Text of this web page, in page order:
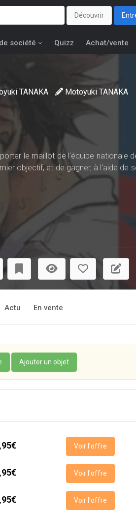
Découvrir
société Quizz Achat/vente
TANAKA Motoyuki TANAKA
le maillot de l'équipe nationale
objectif, et de gagner, à l'aide de
Actu En vente
Ajouter un objet
Voir l'offre
Voir l'offre
Voir l'offre